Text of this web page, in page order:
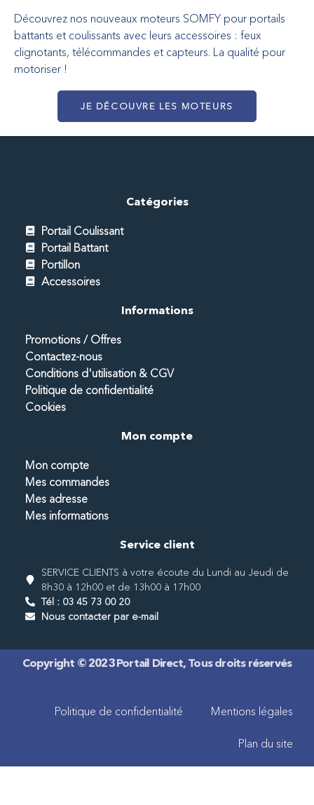
Découvrez nos nouveaux moteurs SOMFY pour portails
battants et coulissants avec leurs accessoires : feux
clignotants, télécommandes et capteurs. La qualité pour
motoriser !
JE DÉCOUVRE LES MOTEURS
Catégories
Portail Coulissant
Portail Battant
Portillon
Accessoires
Informations
Promotions / Offres
Contactez-nous
Conditions d'utilisation & CGV
Politique de confidentialité
Cookies
Mon compte
Mon compte
Mes commandes
Mes adresse
Mes informations
Service client
SERVICE CLIENTS à votre écoute du Lundi au Jeudi de
8h30 à 12h00 et de 13h00 à 17h00
Tél : 03 45 73 00 20
Nous contacter par e-mail
Copyright © 2023 Portail Direct, Tous droits réservés
Politique de confidentialité Mentions légales
Plan du site